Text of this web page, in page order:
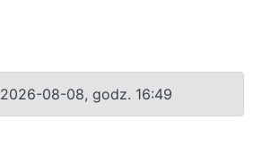
2026-08-08, godz. 16:49